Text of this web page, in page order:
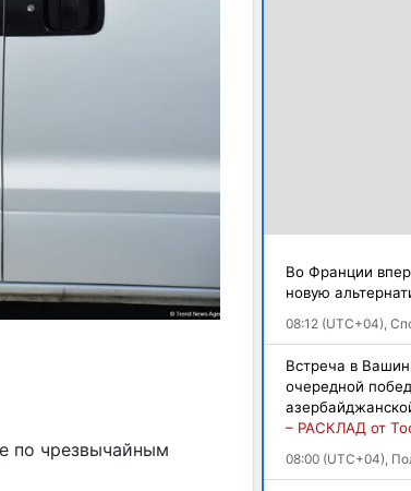
по чрезвычайным
Во Франции
новую
08:12 (UTC+04),
Встреча в
очередной
– РАСКЛАД от
08:00 (UTC+04),